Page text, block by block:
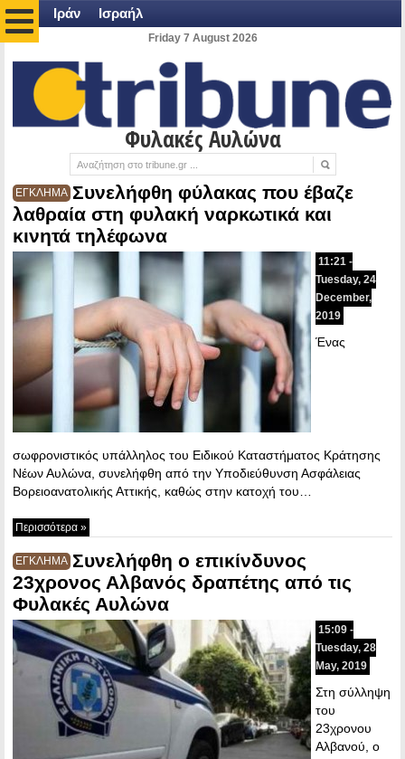
Ιράν Ισραήλ
Friday 7 August 2026
Φυλακές Αυλώνα
ΕΓΚΛΗΜΑ Συνελήφθη φύλακας που έβαζε
λαθραία στη φυλακή ναρκωτικά και
κινητά τηλέφωνα
11:21 -
Tuesday, 24
December,
2019
Ένας
σωφρονιστικός υπάλληλος του Ειδικού Καταστήματος Κράτησης
Νέων Αυλώνα, συνελήφθη από την Υποδιεύθυνση Ασφάλειας
Βορειοανατολικής Αττικής, καθώς στην κατοχή του…
Περισσότερα »
ΕΓΚΛΗΜΑ Συνελήφθη ο επικίνδυνος
23χρονος Αλβανός δραπέτης από τις
Φυλακές Αυλώνα
15:09 -
Tuesday, 28
May, 2019
Στη σύλληψη
του
23χρονου
Αλβανού, ο